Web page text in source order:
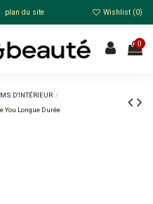
plan du site Wishlist (0)
0
D'INTÉRIEUR
You Longue Durée